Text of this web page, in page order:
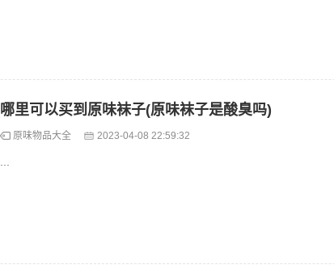
哪里可以买到原味袜子(原味袜子是酸臭吗)
原味物品大全 2023-04-08 22:59:32